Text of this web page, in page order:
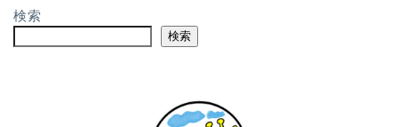
検索
検索